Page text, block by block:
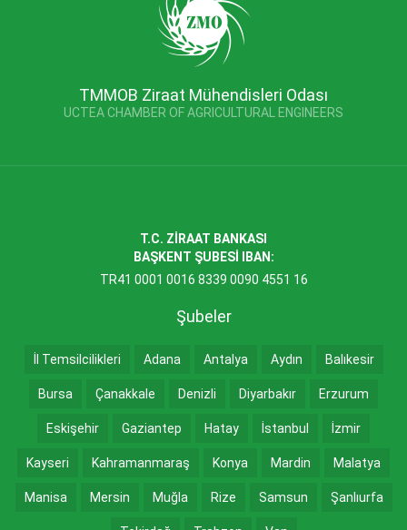
TMMOB Ziraat Mühendisleri Odası
UCTEA CHAMBER OF AGRICULTURAL ENGINEERS
T.C. ZİRAAT BANKASI
BAŞKENT ŞUBESİ IBAN:
TR41 0001 0016 8339 0090 4551 16
Şubeler
İl Temsilcilikleri Adana Antalya Aydın Balıkesir
Bursa Çanakkale Denizli Diyarbakır Erzurum
Eskişehir Gaziantep Hatay İstanbul İzmir
Kayseri Kahramanmaraş Konya Mardin Malatya
Manisa Mersin Muğla Rize Samsun Şanlıurfa